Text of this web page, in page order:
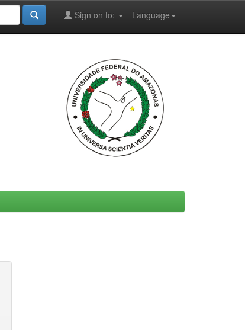
Language
Sign on to: